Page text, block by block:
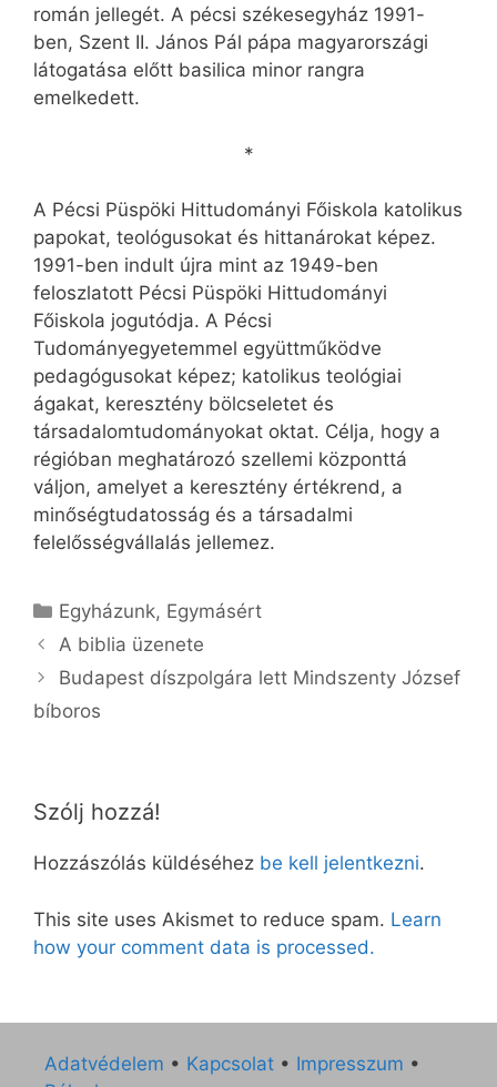
román jellegét. A pécsi székesegyház 1991-
ben, Szent II. János Pál pápa magyarországi
látogatása előtt basilica minor rangra
emelkedett.
*
A Pécsi Püspöki Hittudományi Főiskola katolikus
papokat, teológusokat és hittanárokat képez.
1991-ben indult újra mint az 1949-ben
feloszlatott Pécsi Püspöki Hittudományi
Főiskola jogutódja. A Pécsi
Tudományegyetemmel együttműködve
pedagógusokat képez; katolikus teológiai
ágakat, keresztény bölcseletet és
társadalomtudományokat oktat. Célja, hogy a
régióban meghatározó szellemi központtá
váljon, amelyet a keresztény értékrend, a
minőségtudatosság és a társadalmi
felelősségvállalás jellemez.
Kategória
Egyházunk, Egymásért
A biblia üzenete
Budapest díszpolgára lett Mindszenty József
bíboros
Szólj hozzá!
Hozzászólás küldéséhez be kell jelentkezni.
This site uses Akismet to reduce spam. Learn
how your comment data is processed.
Adatvédelem • Kapcsolat • Impresszum •